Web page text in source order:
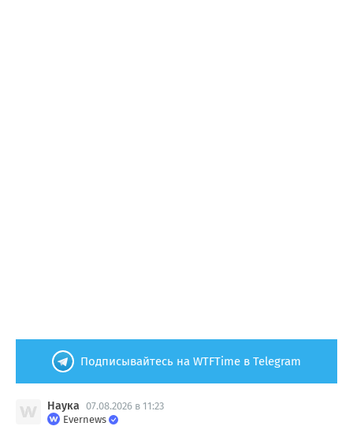
Подписывайтесь на WTFTime в Telegram
Наука 07.08.2026 в 11:23
Evernews